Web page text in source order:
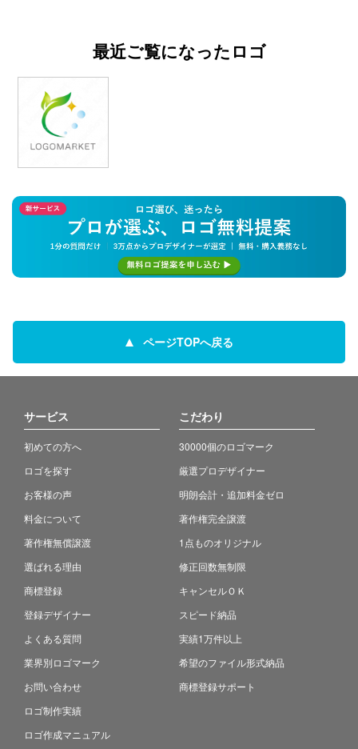
最近ご覧になったロゴ
ページTOPへ戻る
サービス
初めての方へ
ロゴを探す
お客様の声
料金について
著作権無償譲渡
選ばれる理由
商標登録
登録デザイナー
よくある質問
業界別ロゴマーク
お問い合わせ
ロゴ制作実績
ロゴ作成マニュアル
こだわり
30000個のロゴマーク
厳選プロデザイナー
明朗会計・追加料金ゼロ
著作権完全譲渡
1点ものオリジナル
修正回数無制限
キャンセルＯＫ
スピード納品
実績1万件以上
希望のファイル形式納品
商標登録サポート